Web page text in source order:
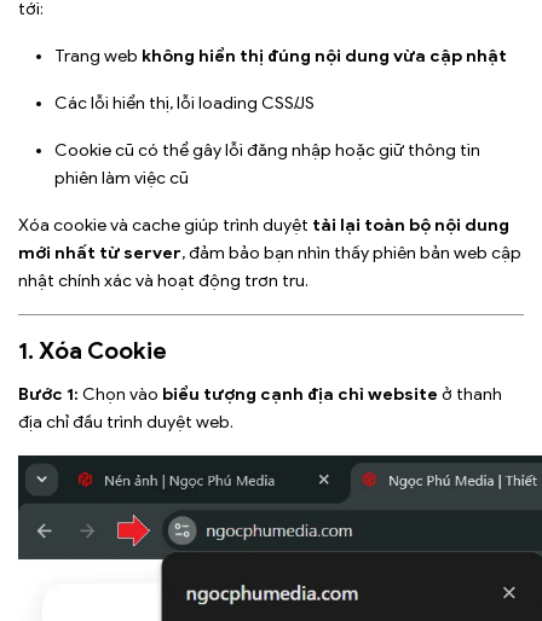
tới:
Trang web không hiển thị đúng nội dung vừa cập nhật
Các lỗi hiển thị, lỗi loading CSS/JS
Cookie cũ có thể gây lỗi đăng nhập hoặc giữ thông tin
phiên làm việc cũ
Xóa cookie và cache giúp trình duyệt tải lại toàn bộ nội dung
mới nhất từ server, đảm bảo bạn nhìn thấy phiên bản web cập
nhật chính xác và hoạt động trơn tru.
1. Xóa Cookie
Bước 1: Chọn vào biểu tượng cạnh địa chỉ website ở thanh
địa chỉ đầu trình duyệt web.